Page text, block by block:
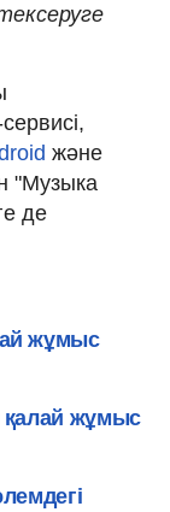
және
"Музыка
де
жұмыс
қалай жұмыс